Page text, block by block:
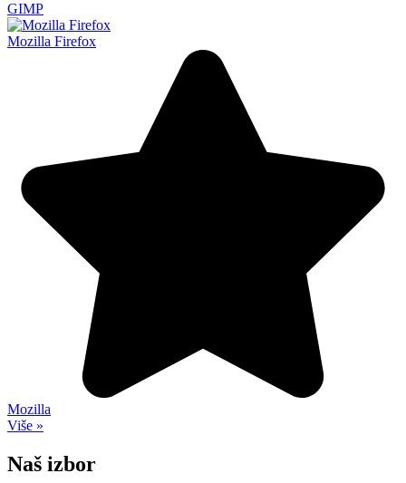
GIMP
Mozilla Firefox
Mozilla
Više »
Naš izbor